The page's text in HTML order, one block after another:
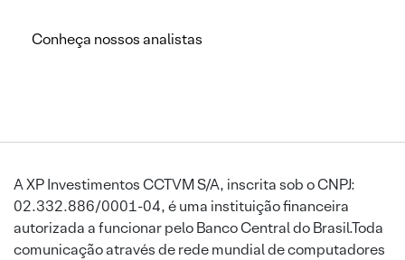
Conheça nossos analistas
A XP Investimentos CCTVM S/A, inscrita sob o CNPJ:
02.332.886/0001-04, é uma instituição financeira
autorizada a funcionar pelo Banco Central do Brasil.Toda
comunicação através de rede mundial de computadores